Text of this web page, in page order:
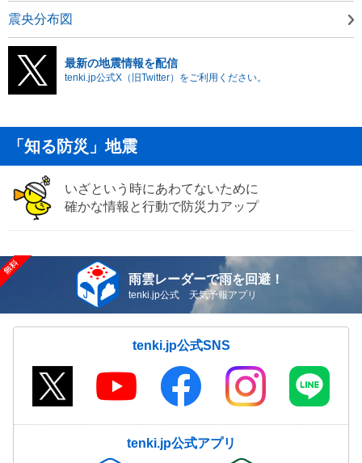
震央分布図
最新の地震情報を配信
tenki.jp公式X（旧Twitter）をご利用ください。
「知る防災」地震
いざという時にあわてないために
確かな情報と行動で防災力アップ
雨雲レーダーで雨を回避！
tenki.jp公式 天気予報アプリ
tenki.jp公式SNS
tenki.jp公式アプリ